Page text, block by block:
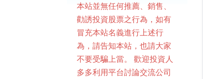
本站並無任何推薦、銷售、
勸誘投資股票之行為，如有
冒充本站名義進行上述行
為，請告知本站，也請大家
不要受騙上當。 歡迎投資人
多多利用平台討論交流公司